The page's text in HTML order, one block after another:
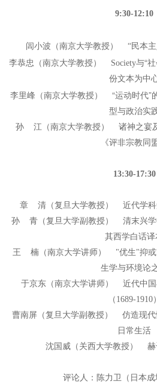
9:30-12:10
闾小波（南京大学教授） “民本主
李恭忠（南京大学教授） Society与“社
份文本为中
李里峰（南京大学教授） “运动时代”
型与政治实
孙 江（南京大学教授） 诸神之宴
《评非宗教同
13:30-17:30
章 清（复旦大学教授） 近代学科
孙 青（复旦大学副教授） 清末兴学
其西学白话译
王 楠（南京大学讲师） "优生"抑
生学与环境论
于京东（南京大学讲师） 近代中
（1689-1910）
曹南屏（复旦大学副教授） 仿造现代
日常生活
沈国威（关西大学教授） 赫
评论人：陈力卫（日本成